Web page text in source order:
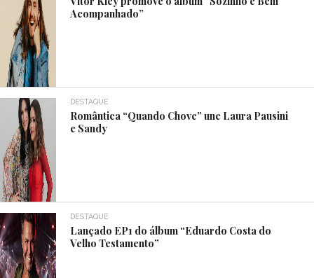
Acompanhado”
DESTAQUE
Romântica “Quando Chove” une Laura Pausini
e Sandy
DESTAQUE
Lançado EP1 do álbum “Eduardo Costa do
Velho Testamento”